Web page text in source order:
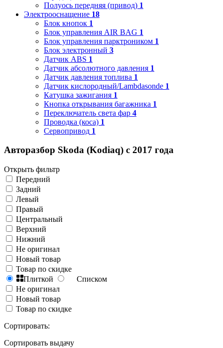
Полуось передняя (привод) 1
Электрооснащение 18
Блок кнопок 1
Блок управления AIR BAG 1
Блок управления парктроником 1
Блок электронный 3
Датчик ABS 1
Датчик абсолютного давления 1
Датчик давления топлива 1
Датчик кислородный/Lambdasonde 1
Катушка зажигания 1
Кнопка открывания багажника 1
Переключатель света фар 4
Проводка (коса) 1
Сервопривод 1
Авторазбор Skoda (Kodiaq) с 2017 года
Открыть фильтр
Передний
Задний
Левый
Правый
Центральный
Верхний
Нижний
Не оригинал
Новый товар
Товар по скидке
Плиткой
Списком
Не оригинал
Новый товар
Товар по скидке
Сортировать:
Сортировать выдачу